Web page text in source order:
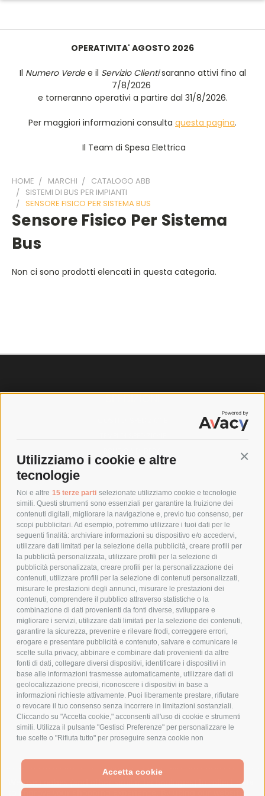
Utilizziamo i cookie e altre
tecnologie
Noi e altre 15 terze parti selezionate utilizziamo cookie e tecnologie
simili. Questi strumenti sono essenziali per garantire la fruizione dei
contenuti digitali, migliorare la navigazione e, previo tuo consenso, per
scopi pubblicitari. Ad esempio, potremmo utilizzare i tuoi dati per le
seguenti finalità: archiviare informazioni su dispositivo e/o accedervi,
utilizzare dati limitati per la selezione della pubblicità, creare profili per
la pubblicità personalizzata, utilizzare profili per la selezione di
pubblicità personalizzata, creare profili per la personalizzazione dei
contenuti, utilizzare profili per la selezione di contenuti personalizzati,
misurare le prestazioni degli annunci, misurare le prestazioni dei
contenuti, comprendere il pubblico attraverso statistiche o la
combinazione di dati provenienti da fonti diverse, sviluppare e
migliorare i servizi, utilizzare dati limitati per la selezione dei contenuti,
garantire la sicurezza, prevenire e rilevare frodi, correggere errori,
erogare e presentare pubblicità e contenuto, salvare e comunicare le
scelte sulla privacy, abbinare e combinare dati provenienti da altre
fonti di dati, collegare diversi dispositivi, identificare i dispositivi in
base alle informazioni trasmesse automaticamente, utilizzare dati di
geolocalizzazione precisi, riconoscere i dispositivi in base a
informazioni richieste attivamente. Puoi liberamente prestare, rifiutare
o revocare il tuo consenso senza incorrere in limitazioni sostanziali.
Cliccando su "Accetta cookie," acconsenti all'uso di cookie e strumenti
simili. Utilizza il pulsante "Gestisci Preferenze" per personalizzare le
tue scelte o "Rifiuta tutto" per proseguire senza cookie non
momento cliccando sul link "Preferenze Cookie" in fondo alla pagina o
sull'icona dello scudo in basso a sinistra. Le tue preferenze si
applicheranno al solo dispositivo in uso.
Accetta cookie
OPERATIVITA' AGOSTO 2026
Il Numero Verdee il Servizio Clientisaranno attivi fino al
7/8/2026
e torneranno operativi a partire dal 31/8/2026.
Per maggiori informazioni consulta questa pagina.
Il Team di Spesa Elettrica
HOME MARCHI
CATALOGO ABB
SISTEMI DI BUS PER IMPIANTI
SENSORE FISICO PER SISTEMA BUS
Sensore Fisico Per Sistema
Bus
Non ci sono prodotti elencati in questa categoria.
SPEDIZIONI
POLICY
PRIVACY POLICY
COOKIE POLICY
PAGAMENTI SICURI
AZIENDA
CHI SIAMO
MARCHI TRATTATI
CONDOMINI
Bonifico
Bancario
SPESA ELETTRICA SOCIETA CONSORTILE A RESPONSABILITA LIMITATA - VIALE
MILANOFIORI, STRADA 4 - PALAZZO A5 20057, ASSAGO MILANO - PARTITA IVA
We use cookies (and other similar technologies) to collect data
to improve your shopping experience.
By using our website,